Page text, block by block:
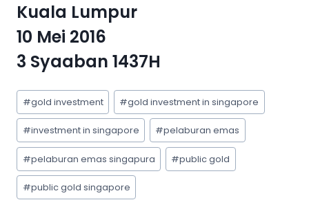
Kuala Lumpur
10 Mei 2016
3 Syaaban 1437H
#gold investment #gold investment in singapore
#investment in singapore #pelaburan emas
#pelaburan emas singapura #public gold
#public gold singapore